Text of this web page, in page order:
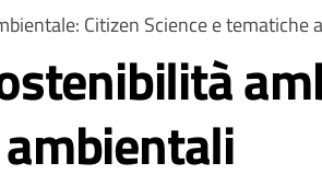
Citizen Science e tematiche